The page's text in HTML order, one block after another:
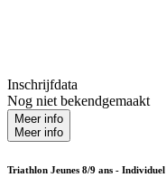
Inschrijfdata
Nog niet bekendgemaakt
Meer info
Meer info
Triathlon Jeunes 8/9 ans - Individuel